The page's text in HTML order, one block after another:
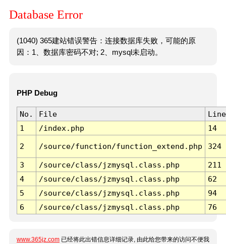
Database Error
(1040) 365建站错误警告：连接数据库失败，可能的原
因：1、数据库密码不对; 2、mysql未启动。
PHP Debug
No. File
Line
1
/index.php 14
2 /source/function/function_extend.php 324
3 /source/class/jzmysql.class.php
211
4
/source/class/jzmysql.class.php
62
5
/source/class/jzmysql.class.php
94
6
/source/class/jzmysql.class.php 76
www.365jz.com 已经将此出错信息详细记录, 由此给您带来的访问不便我